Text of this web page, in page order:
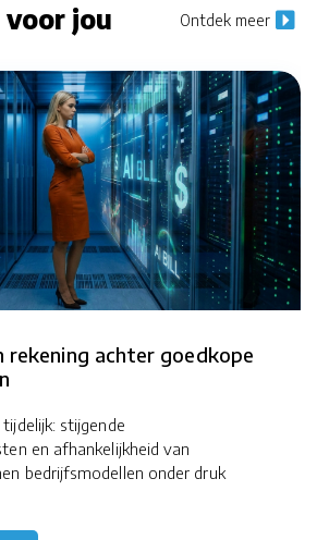
jou Ontdek meer
rekening achter goedkope
stijgende
en afhankelijkheid van
bedrijfsmodellen onder druk